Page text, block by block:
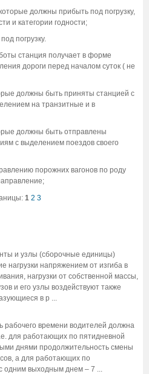
должны прибыть под погрузку,
и категории годности;
погрузку.
станция получает в форме
дороги перед началом суток ( не
должны быть приняты станцией с
на транзитные и в
должны быть отправлены
с выделением поездов своего
порожних вагонов по роду
1 2 3
и узлы (сборочные единицы)
нагрузки напряжением от изгиба в
нагрузки от собственной массы,
и его узлы воздействуют также
в р ...
рабочего времени водителей должна
для работающих по пятидневной
днями продолжительность смены
а для работающих по
одним выходным днем – 7 ...